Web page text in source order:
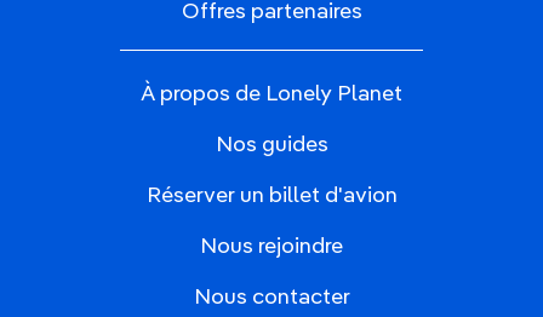
Offres partenaires
À propos de Lonely Planet
Nos guides
Réserver un billet d'avion
Nous rejoindre
Nous contacter